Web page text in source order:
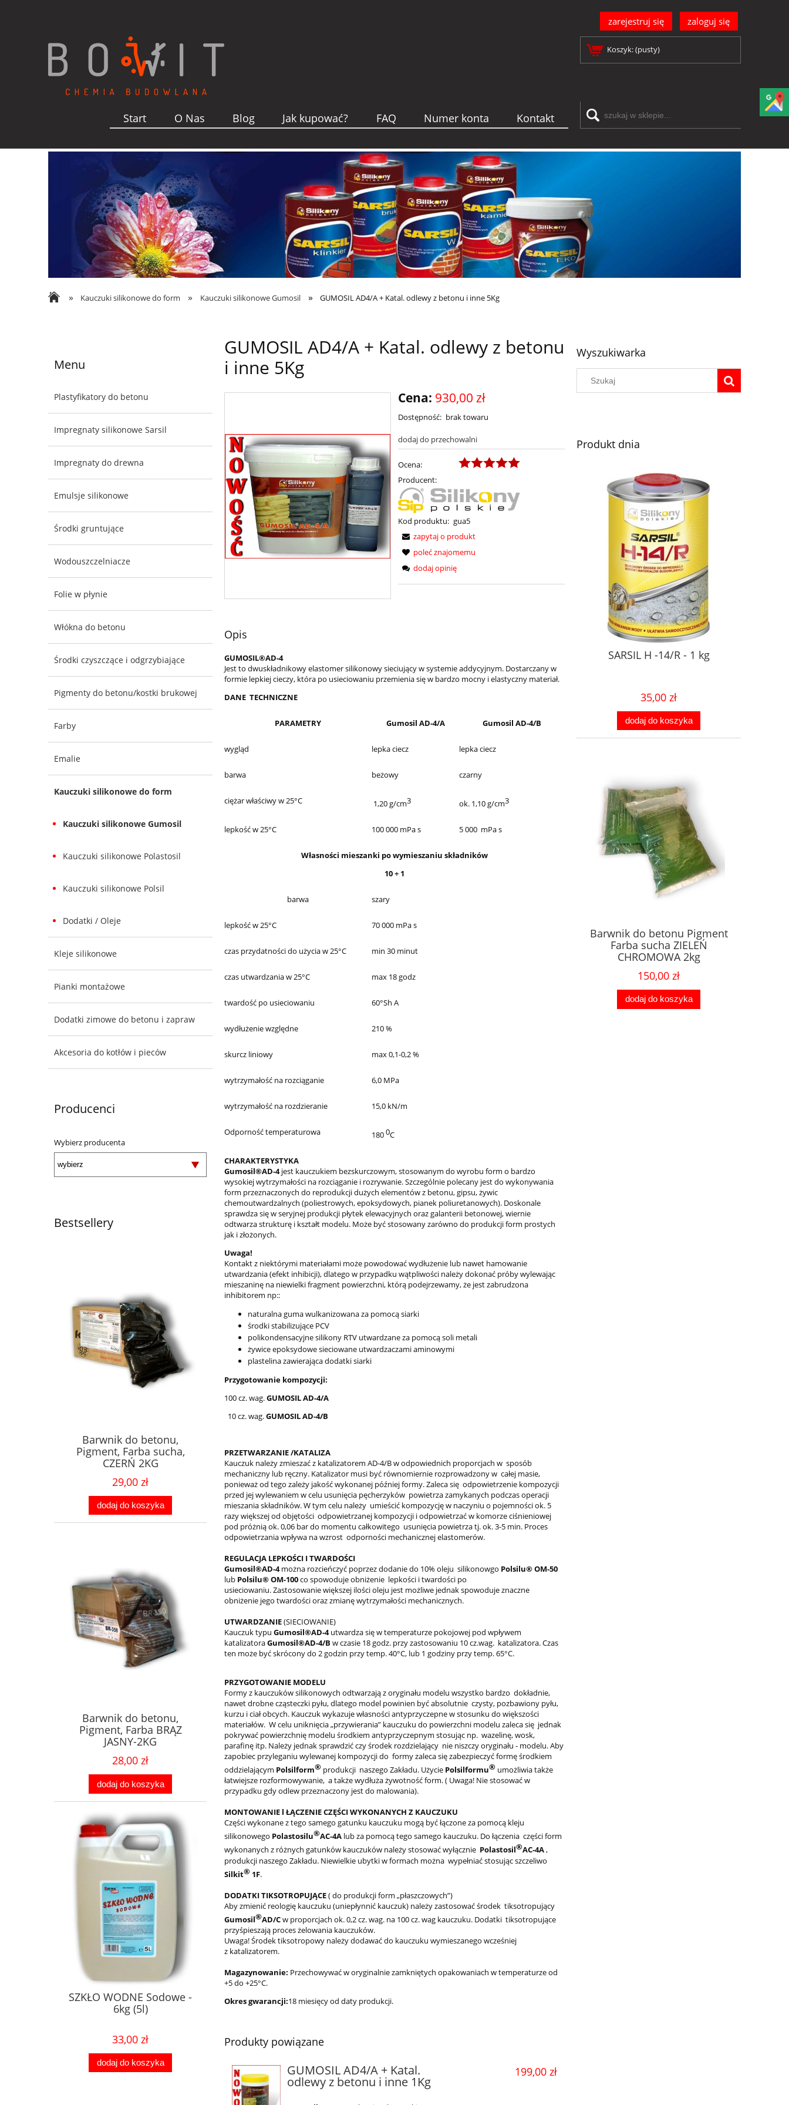
zarejestruj się zaloguj się
Koszyk:(pusty)
Start O Nas Blog Jak kupować? FAQ Numer konta Kontakt
» Kauczuki silikonowe do form » Kauczuki silikonowe Gumosil » GUMOSIL AD4/A + Katal. odlewy z betonu i inne 5Kg
Menu
Plastyfikatory do betonu
Impregnaty silikonowe Sarsil
Impregnaty do drewna
Emulsje silikonowe
Środki gruntujące
Wodouszczelniacze
Folie w płynie
Włókna do betonu
Środki czyszczące i odgrzybiające
Pigmenty do betonu/kostki brukowej
Farby
Emalie
Kauczuki silikonowe do form
Kauczuki silikonowe Gumosil
Kauczuki silikonowe Polastosil
Kauczuki silikonowe Polsil
Dodatki / Oleje
Kleje silikonowe
Pianki montażowe
Dodatki zimowe do betonu i zapraw
Akcesoria do kotłów i pieców
Producenci
Wybierz producenta
Bestsellery
Barwnik do betonu,
Pigment, Farba sucha,
CZERŃ 2KG
29,00 zł
dodaj do koszyka
Barwnik do betonu,
Pigment, Farba BRĄZ
JASNY-2KG
28,00 zł
dodaj do koszyka
SZKŁO WODNE Sodowe -
6kg (5l)
33,00 zł
dodaj do koszyka
GUMOSIL AD4/A + Katal. odlewy z betonu
i inne 5Kg
Cena: 930,00 zł
Dostępność: brak towaru
dodaj do przechowalni
Ocena:
Producent:
Kod produktu: gua5
zapytaj o produkt
poleć znajomemu
dodaj opinię
Opis
GUMOSIL®AD-4
Jest to dwuskładnikowy elastomer silikonowy sieciujący w systemie addycyjnym. Dostarczany w
formie lepkiej cieczy, która po usieciowaniu przemienia się w bardzo mocny i elastyczny materiał.
DANE TECHNICZNE
PARAMETRY Gumosil AD-4/A Gumosil AD-4/B
wygląd lepka ciecz lepka ciecz
barwa beżowy czarny
ciężar właściwy w 25°C 1,20 g/cm3 ok. 1,10 g/cm3
lepkość w 25°C 100 000 mPa s 5 000 mPa s
Własności mieszanki po wymieszaniu składników
10 ÷ 1
barwa szary
lepkość w 25°C 70 000 mPa s
czas przydatności do użycia w 25°C min 30 minut
czas utwardzania w 25°C max 18 godz
twardość po usieciowaniu 60°Sh A
wydłużenie względne 210 %
skurcz liniowy max 0,1-0,2 %
wytrzymałość na rozciąganie 6,0 MPa
wytrzymałość na rozdzieranie 15,0 kN/m
Odporność temperaturowa 1800C
CHARAKTERYSTYKA
Gumosil®AD-4jest kauczukiem bezskurczowym, stosowanym do wyrobu form o bardzo
wysokiej wytrzymałości na rozciąganie i rozrywanie. Szczególnie polecany jest do wykonywania
form przeznaczonych do reprodukcji dużych elementów z betonu, gipsu, żywic
chemoutwardzalnych (poliestrowych, epoksydowych, pianek poliuretanowych). Doskonale
sprawdza się w seryjnej produkcji płytek elewacyjnych oraz galanterii betonowej, wiernie
odtwarza strukturę i kształt modelu. Może być stosowany zarówno do produkcji form prostych
jak i złożonych.
Uwaga!
Kontakt z niektórymi materiałami może powodować wydłużenie lub nawet hamowanie
utwardzania (efekt inhibicji), dlatego w przypadku wątpliwości należy dokonać próby wylewając
mieszaninę na niewielki fragment powierzchni, którą podejrzewamy, że jest zabrudzona
inhibitorem np::
naturalna guma wulkanizowana za pomocą siarki
środki stabilizujące PCV
polikondensacyjne silikony RTV utwardzane za pomocą soli metali
żywice epoksydowe sieciowane utwardzaczami aminowymi
plastelina zawierająca dodatki siarki
Przygotowanie kompozycji:
100 cz. wag.GUMOSIL AD-4/A
10 cz. wag.GUMOSIL AD-4/B
PRZETWARZANIE /KATALIZA
Kauczuk należy zmieszać z katalizatorem AD-4/B w odpowiednich proporcjach w sposób
mechaniczny lub ręczny. Katalizator musi być równomiernie rozprowadzony w całej masie,
ponieważ od tego zależy jakość wykonanej później formy. Zaleca się odpowietrzenie kompozycji
przed jej wylewaniem w celu usunięcia pęcherzyków powietrza zamykanych podczas operacji
mieszania składników. W tym celu należy umieścić kompozycję w naczyniu o pojemności ok. 5
razy większej od objętości odpowietrzanej kompozycji i odpowietrzać w komorze ciśnieniowej
pod próżnią ok. 0,06 bar do momentu całkowitego usunięcia powietrza tj. ok. 3-5 min. Proces
odpowietrzania wpływa na wzrost odporności mechanicznej elastomerów.
REGULACJA LEPKOŚCI I TWARDOŚCI
Gumosil®AD-4można rozcieńczyć poprzez dodanie do 10% oleju silikonowgo Polsilu® OM-50
lub Polsilu® OM-100co spowoduje obniżenie lepkości i twardości po
usieciowaniu. Zastosowanie większej ilości oleju jest możliwe jednak spowoduje znaczne
obniżenie jego twardości oraz zmianę wytrzymałości mechanicznych.
UTWARDZANIE(SIECIOWANIE)
Kauczuk typu Gumosil®AD-4utwardza się w temperaturze pokojowej pod wpływem
katalizatoraGumosil®AD-4/B w czasie 18 godz. przy zastosowaniu 10 cz.wag. katalizatora. Czas
ten może być skrócony do 2 godzin przy temp. 40°C, lub 1 godziny przy temp. 65°C.
PRZYGOTOWANIE MODELU
Formy z kauczuków silikonowych odtwarzają z oryginału modelu wszystko bardzo dokładnie,
nawet drobne cząsteczki pyłu, dlatego model powinien być absolutnie czysty, pozbawiony pyłu,
kurzu i ciał obcych. Kauczuk wykazuje własności antyprzyczepne w stosunku do większości
materiałów. W celu uniknięcia „przywierania” kauczuku do powierzchni modelu zaleca się jednak
pokrywać powierzchnię modelu środkiem antyprzyczepnym stosując np. wazelinę, wosk,
parafinę itp. Należy jednak sprawdzić czy środek rozdzielający nie niszczy oryginału - modelu. Aby
zapobiec przyleganiu wylewanej kompozycji do formy zaleca się zabezpieczyć formę środkiem
oddzielającym Polsilform® produkcji naszego Zakładu. Użycie Polsilformu® umożliwia także
łatwiejsze rozformowywanie, a także wydłuża żywotność form. ( Uwaga! Nie stosować w
przypadku gdy odlew przeznaczony jest do malowania).
MONTOWANIE l ŁĄCZENIE CZĘŚCI WYKONANYCH Z KAUCZUKU
Części wykonane z tego samego gatunku kauczuku mogą być łączone za pomocą kleju
silikonowego Polastosilu®AC-4A lub za pomocą tego samego kauczuku. Do łączenia części form
wykonanych z różnych gatunków kauczuków należy stosować wyłącznie Polastosil®AC-4A,
produkcji naszego Zakładu. Niewielkie ubytki w formach można wypełniać stosując szczeliwo
Silkit® 1F.
DODATKI TIKSOTROPUJĄCE( do produkcji form „płaszczowych”)
Aby zmienić reologię kauczuku (uniepłynnić kauczuk) należy zastosować środek tiksotropujący
Gumosil®AD/Cw proporcjach ok. 0,2 cz. wag. na 100 cz. wag kauczuku. Dodatki tiksotropujące
przyśpieszają proces żelowania kauczuków.
Uwaga! Środek tiksotropowy należy dodawać do kauczuku wymieszanego wcześniej
z katalizatorem.
Magazynowanie: Przechowywać w oryginalnie zamkniętych opakowaniach w temperaturze od
+5 do +25°C.
Okres gwarancji:18 miesięcy od daty produkcji.
Produkty powiązane
GUMOSIL AD4/A + Katal.
odlewy z betonu i inne 1Kg
199,00 zł
Wyszukiwarka
Produkt dnia
SARSIL H -14/R - 1 kg
35,00 zł
dodaj do koszyka
Barwnik do betonu Pigment
Farba sucha ZIELEŃ
CHROMOWA 2kg
150,00 zł
dodaj do koszyka